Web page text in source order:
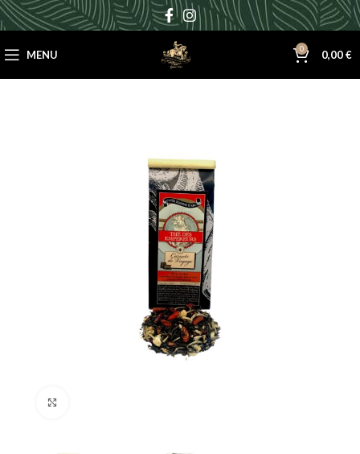
MENU 0 0,00€